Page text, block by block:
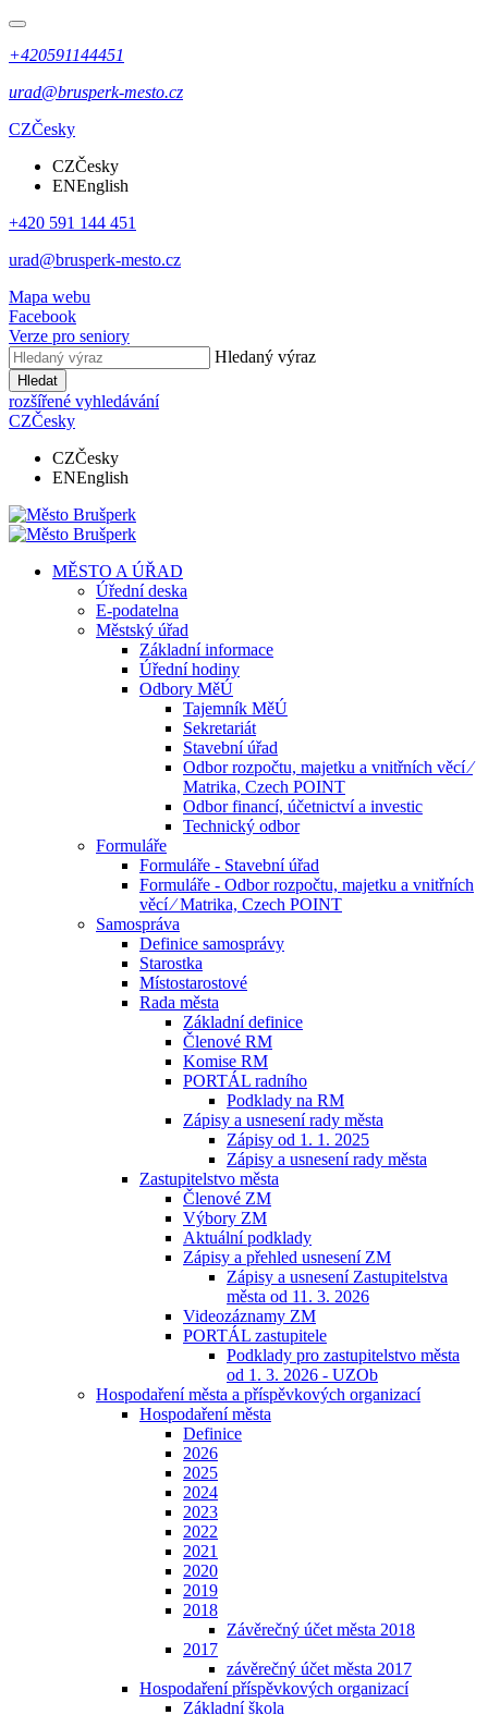
+420591144451
urad@brusperk-mesto.cz
CZČesky
CZČesky
ENEnglish
+420 591 144 451
urad@brusperk-mesto.cz
Mapa webu
Facebook
Verze pro seniory
Hledaný výraz
Hledat
rozšířené vyhledávání
CZČesky
CZČesky
ENEnglish
MĚSTO A ÚŘAD
Úřední deska
E-podatelna
Městský úřad
Základní informace
Úřední hodiny
Odbory MěÚ
Tajemník MěÚ
Sekretariát
Stavební úřad
Odbor rozpočtu, majetku a vnitřních věcí ⁄
Matrika, Czech POINT
Odbor financí, účetnictví a investic
Technický odbor
Formuláře
Formuláře - Stavební úřad
Formuláře - Odbor rozpočtu, majetku a vnitřních
věcí ⁄ Matrika, Czech POINT
Samospráva
Definice samosprávy
Starostka
Místostarostové
Rada města
Základní definice
Členové RM
Komise RM
PORTÁL radního
Podklady na RM
Zápisy a usnesení rady města
Zápisy od 1. 1. 2025
Zápisy a usnesení rady města
Zastupitelstvo města
Členové ZM
Výbory ZM
Aktuální podklady
Zápisy a přehled usnesení ZM
Zápisy a usnesení Zastupitelstva
města od 11. 3. 2026
Videozáznamy ZM
PORTÁL zastupitele
Podklady pro zastupitelstvo města
od 1. 3. 2026 - UZOb
Hospodaření města a příspěvkových organizací
Hospodaření města
Definice
2026
2025
2024
2023
2022
2021
2020
2019
2018
Závěrečný účet města 2018
2017
závěrečný účet města 2017
Hospodaření příspěvkových organizací
Základní škola